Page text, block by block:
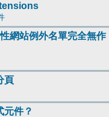
網站例外名單完全無作
頁
元件？